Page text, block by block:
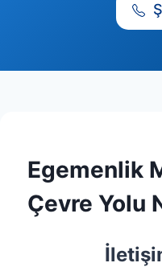
Egemenlik
Çevre Yolu